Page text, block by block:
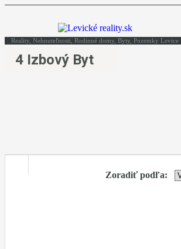
Reality, Nehnuteľnosti, Rodinné domy, Byty, Pozemky Levice
4 Izbový Byt
Zoradiť podľa: